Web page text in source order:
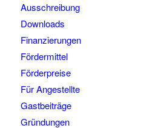
Ausschreibung
Downloads
Finanzierungen
Fördermittel
Förderpreise
Für Angestellte
Gastbeiträge
Gründungen